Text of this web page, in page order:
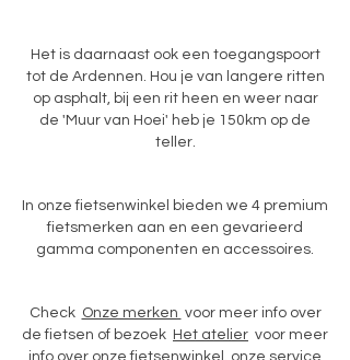
Het is daarnaast ook een toegangspoort
tot de Ardennen. Hou je van langere ritten
op asphalt, bij een rit heen en weer naar
de 'Muur van Hoei' heb je 150km op de
teller.
In onze fietsenwinkel bieden we 4 premium
fietsmerken aan en een gevarieerd
gamma componenten en accessoires.
Check Onze merken voor meer info over
de fietsen of bezoek Het atelier voor meer
info over onze fietsenwinkel, onze service